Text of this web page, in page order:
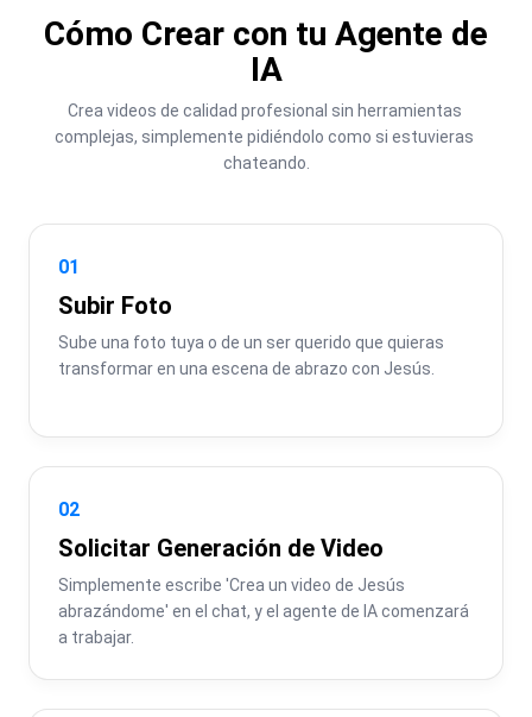
Cómo Crear con tu Agente de
IA
Crea videos de calidad profesional sin herramientas
complejas, simplemente pidiéndolo como si estuvieras
chateando.
01
Subir Foto
Sube una foto tuya o de un ser querido que quieras
transformar en una escena de abrazo con Jesús.
02
Solicitar Generación de Video
Simplemente escribe 'Crea un video de Jesús
abrazándome' en el chat, y el agente de IA comenzará
a trabajar.